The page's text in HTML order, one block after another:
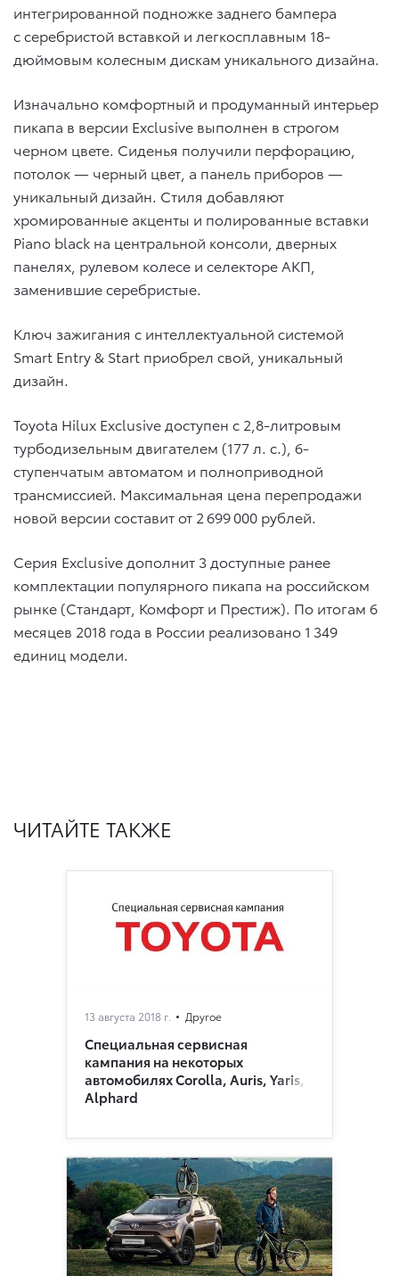
интегрированной подножке заднего бампера
с серебристой вставкой и легкосплавным 18-
дюймовым колесным дискам уникального дизайна.
Изначально комфортный и продуманный интерьер
пикапа в версии Exclusive выполнен в строгом
черном цвете. Сиденья получили перфорацию,
потолок — черный цвет, а панель приборов —
уникальный дизайн. Стиля добавляют
хромированные акценты и полированные вставки
Piano black на центральной консоли, дверных
панелях, рулевом колесе и селекторе АКП,
заменившие серебристые.
Ключ зажигания с интеллектуальной системой
Smart Entry & Start приобрел свой, уникальный
дизайн.
Toyota Hilux Exсlusive доступен с 2,8-литровым
турбодизельным двигателем (177 л. с.), 6-
ступенчатым автоматом и полноприводной
трансмиссией. Максимальная цена перепродажи
новой версии составит от 2 699 000 рублей.
Серия Exсlusive дополнит 3 доступные ранее
комплектации популярного пикапа на российском
рынке (Стандарт, Комфорт и Престиж). По итогам 6
месяцев 2018 года в России реализовано 1 349
единиц модели.
ЧИТАЙТЕ ТАКЖЕ
13 августа 2018 г. Другое
Специальная сервисная
кампания на некоторых
автомобилях Corolla, Auris, Yaris,
Alphard